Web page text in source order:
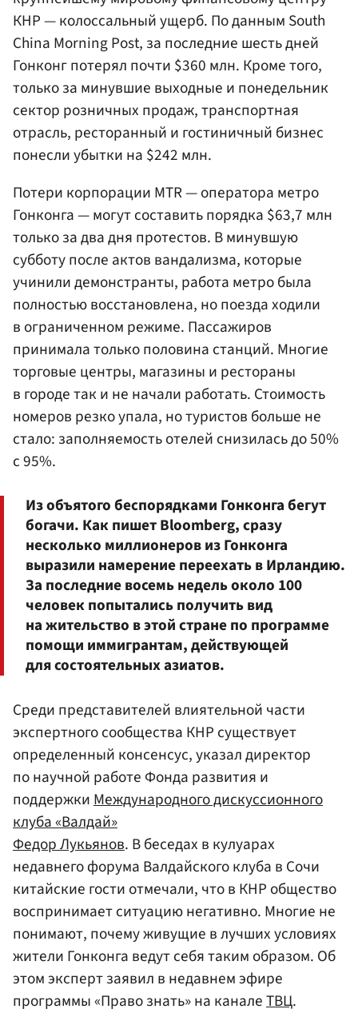
КНР — колоссальный ущерб. По данным South
China Morning Post, за последние шесть дней
Гонконг потерял почти $360 млн. Кроме того,
только за минувшие выходные и понедельник
сектор розничных продаж, транспортная
отрасль, ресторанный и гостиничный бизнес
понесли убытки на $242 млн.
Потери корпорации MTR — оператора метро
Гонконга — могут составить порядка $63,7 млн
только за два дня протестов. В минувшую
субботу после актов вандализма, которые
учинили демонстранты, работа метро была
полностью восстановлена, но поезда ходили
в ограниченном режиме. Пассажиров
принимала только половина станций. Многие
торговые центры, магазины и рестораны
в городе так и не начали работать. Стоимость
номеров резко упала, но туристов больше не
стало: заполняемость отелей снизилась до 50%
с 95%.
Из объятого беспорядками Гонконга бегут
богачи. Как пишет Bloomberg, сразу
несколько миллионеров из Гонконга
выразили намерение переехать в Ирландию.
За последние восемь недель около 100
человек попытались получить вид
на жительство в этой стране по программе
помощи иммигрантам, действующей
для состоятельных азиатов.
Среди представителей влиятельной части
экспертного сообщества КНР существует
определенный консенсус, указал директор
по научной работе Фонда развития и
поддержкиМеждународного дискуссионного
клуба «Валдай»
Федор Лукьянов. В беседах в кулуарах
недавнего форума Валдайского клуба в Сочи
китайские гости отмечали, что в КНР общество
воспринимает ситуацию негативно. Многие не
понимают, почему живущие в лучших условиях
жители Гонконга ведут себя таким образом. Об
этом эксперт заявил в недавнем эфире
программы «Право знать» на каналеТВЦ.